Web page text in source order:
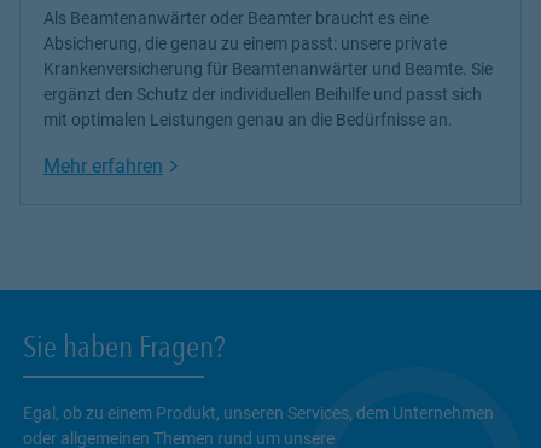
Als Beamtenanwärter oder Beamter braucht es eine
Absicherung, die genau zu einem passt: unsere private
Krankenversicherung für Beamtenanwärter und Beamte. Sie
ergänzt den Schutz der individuellen Beihilfe und passt sich
mit optimalen Leistungen genau an die Bedürfnisse an.
Mehr erfahren Link Opens in New Tab
Sie haben Fragen?
Egal, ob zu einem Produkt, unseren Services, dem Unternehmen
oder allgemeinen Themen rund um unsere